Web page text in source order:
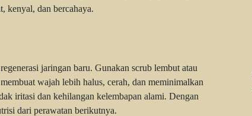
kenyal, dan bercahaya.
jaringan baru. Gunakan scrub lembut atau
wajah lebih halus, cerah, dan meminimalkan
iritasi dan kehilangan kelembapan alami. Dengan
dari perawatan berikutnya.